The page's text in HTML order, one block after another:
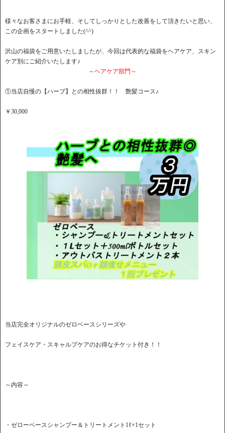
様々なお客さまにお手軽、そしてしっかりとした改善をして頂きたいと思い、
この企画をスタートしました(^^)
沢山の福袋をご用意いたしましたが、今回は代表的な福袋をヘアケア、スキン
ケア別にご紹介いたします♪
～ヘアケア部門～
①当店自慢の【ハーブ】との相性抜群！！ 艶髪コース♪
￥30,000
当店完全オリジナルのゼロベースシリーズや
フェイスケア・スキャルプケアのお得なチケット付き！！
～内容～
・ゼローベースシャンプー＆トリートメント1ℓ×1セット